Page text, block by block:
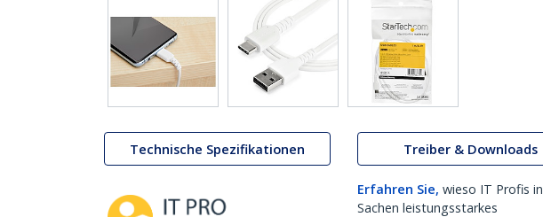
Technische Spezifikationen Treiber & Downloads
Erfahren Sie, wieso IT Profis in
Sachen leistungsstarkes